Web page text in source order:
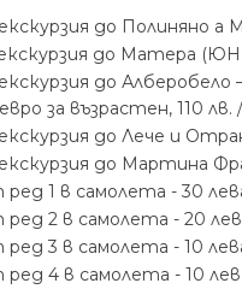
до Полиняно а
до Матера
до
за възрастен, 110 лв.
до Лече и
до Мартина
1 в самолета - 30
2 в самолета - 20
3 в самолета - 10
4 в самолета - 10